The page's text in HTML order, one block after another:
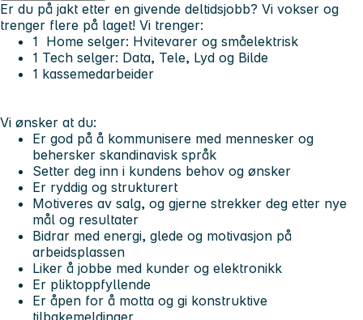
Er du på jakt etter en givende deltidsjobb? Vi vokser og
trenger flere på laget! Vi trenger:
1 Home selger: Hvitevarer og småelektrisk
1 Tech selger: Data, Tele, Lyd og Bilde
1 kassemedarbeider
Vi ønsker at du:
Er god på å kommunisere med mennesker og
behersker skandinavisk språk
Setter deg inn i kundens behov og ønsker
Er ryddig og strukturert
Motiveres av salg, og gjerne strekker deg etter nye
mål og resultater
Bidrar med energi, glede og motivasjon på
arbeidsplassen
Liker å jobbe med kunder og elektronikk
Er pliktoppfyllende
Er åpen for å motta og gi konstruktive